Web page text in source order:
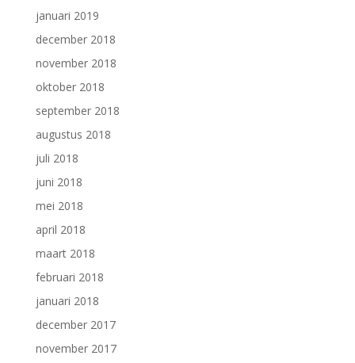
januari 2019
december 2018
november 2018
oktober 2018
september 2018
augustus 2018
juli 2018
juni 2018
mei 2018
april 2018
maart 2018
februari 2018
januari 2018
december 2017
november 2017